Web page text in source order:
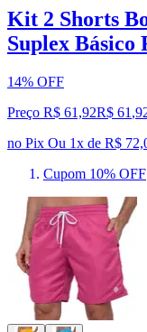
Kit 2 Shorts
Suplex Básico
14% OFF
Preço R$ 61,92R$ 61 ,
no Pix Ou 1x de R$
Cupom 10% OFF